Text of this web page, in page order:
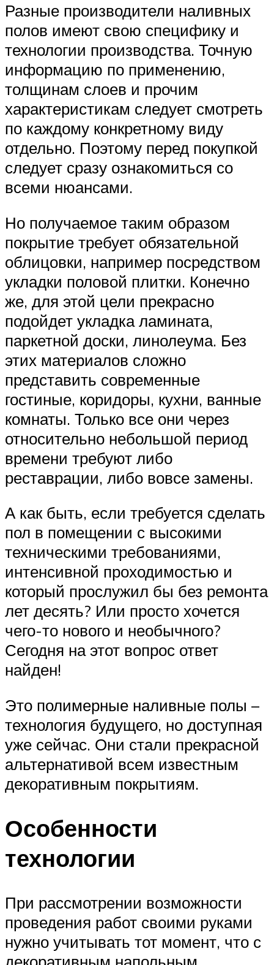
Разные производители наливных
полов имеют свою специфику и
технологии производства. Точную
информацию по применению,
толщинам слоев и прочим
характеристикам следует смотреть
по каждому конкретному виду
отдельно. Поэтому перед покупкой
следует сразу ознакомиться со
всеми нюансами.
Но получаемое таким образом
покрытие требует обязательной
облицовки, например посредством
укладки половой плитки. Конечно
же, для этой цели прекрасно
подойдет укладка ламината,
паркетной доски, линолеума. Без
этих материалов сложно
представить современные
гостиные, коридоры, кухни, ванные
комнаты. Только все они через
относительно небольшой период
времени требуют либо
реставрации, либо вовсе замены.
А как быть, если требуется сделать
пол в помещении с высокими
техническими требованиями,
интенсивной проходимостью и
который прослужил бы без ремонта
лет десять? Или просто хочется
чего-то нового и необычного?
Сегодня на этот вопрос ответ
найден!
Это полимерные наливные полы –
технология будущего, но доступная
уже сейчас. Они стали прекрасной
альтернативой всем известным
декоративным покрытиям.
Особенности
технологии
При рассмотрении возможности
проведения работ своими руками
нужно учитывать тот момент, что с
декоративным напольным